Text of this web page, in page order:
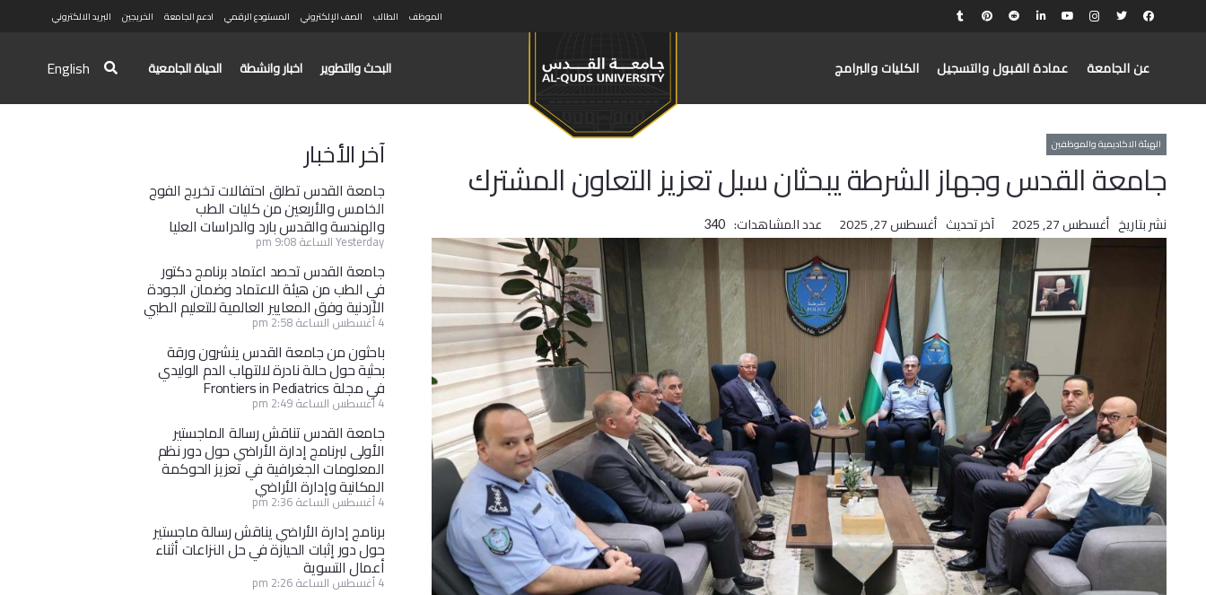
الموظف الطالب الصف الإلكتروني المستودع الرقمي ادعم الجامعة الخريجين البريد الالكتروني
عن الجامعة عمادة القبول والتسجيل الكليات والبرامج البحث والتطوير اخبار وانشطة الحياة الجامعية English
الهيئة الاكاديمية والموظفين
جامعة القدس وجهاز الشرطة يبحثان سبل تعزيز التعاون المشترك
نشر بتاريخ أغسطس 27, 2025 آخر تحديث أغسطس 27, 2025 عدد المشاهدات: 340
آخر الأخبار
جامعة القدس تطلق احتفالات تخريج الفوج
الخامس والأربعين من كليات الطب
والهندسة والقدس بارد والدراسات العليا
Yesterday الساعة 9:08 pm
جامعة القدس تحصد اعتماد برنامج دكتور
في الطب من هيئة الاعتماد وضمان الجودة
الأردنية وفق المعايير العالمية للتعليم الطبي
4 أغسطس الساعة 2:58 pm
باحثون من جامعة القدس ينشرون ورقة
بحثية حول حالة نادرة لالتهاب الدم الوليدي
في مجلة Frontiers in Pediatrics
4 أغسطس الساعة 2:49 pm
جامعة القدس تناقش رسالة الماجستير
الأولى لبرنامج إدارة الأراضي حول دور نظم
المعلومات الجغرافية في تعزيز الحوكمة
المكانية وإدارة الأراضي
4 أغسطس الساعة 2:36 pm
برنامج إدارة الأراضي يناقش رسالة ماجستير
حول دور إثبات الحيازة في حل النزاعات أثناء
أعمال التسوية
4 أغسطس الساعة 2:26 pm